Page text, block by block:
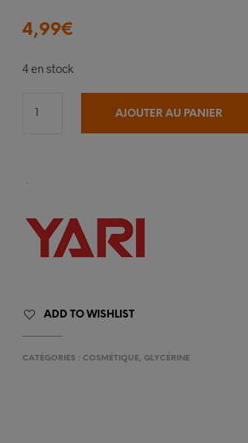
4,99€
4 en stock
AJOUTER AU PANIER
ADD TO WISHLIST
CATÉGORIES : COSMÉTIQUE, GLYCÉRINE